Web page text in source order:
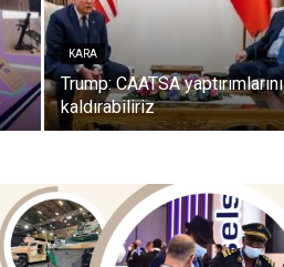
KARA
Trump: CAATSA yaptırımlarını
kaldırabiliriz